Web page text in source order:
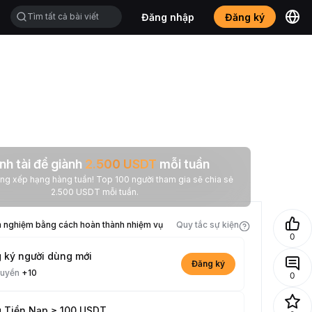
Đăng nhập Đăng ký
tài để giành 2.500 USDT mỗi tuần
hàng tuần! Top 100 người tham gia sẽ chia sẻ
2.500 USDT mỗi tuần.
nghiệm bằng cách hoàn thành nhiệm vụ Quy tắc sự kiện
ký người dùng mới
+10
Đăng ký
0
0